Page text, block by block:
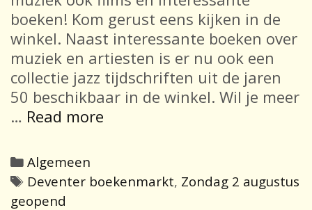
boeken! Kom gerust eens kijken in de
winkel. Naast interessante boeken over
muziek en artiesten is er nu ook een
collectie jazz tijdschriften uit de jaren
50 beschikbaar in de winkel. Wil je meer
… Read more
tijdens
de
Categories
Algemeen
Tags
Deventer boekenmarkt, Zondag 2 augustus
geopend